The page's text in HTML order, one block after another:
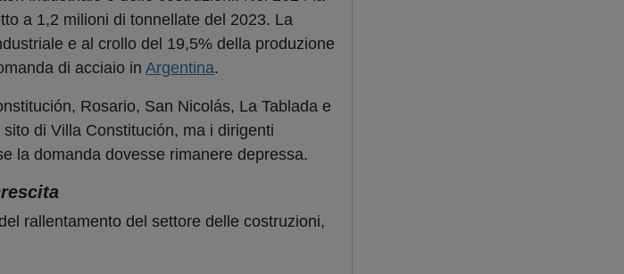
a 1,2 milioni di tonnellate del 2023. La
e al crollo del 19,5% della produzione
di acciaio in Argentina.
Rosario, San Nicolás, La Tablada e
di Villa Constitución, ma i dirigenti
la domanda dovesse rimanere depressa.
rallentamento del settore delle costruzioni,